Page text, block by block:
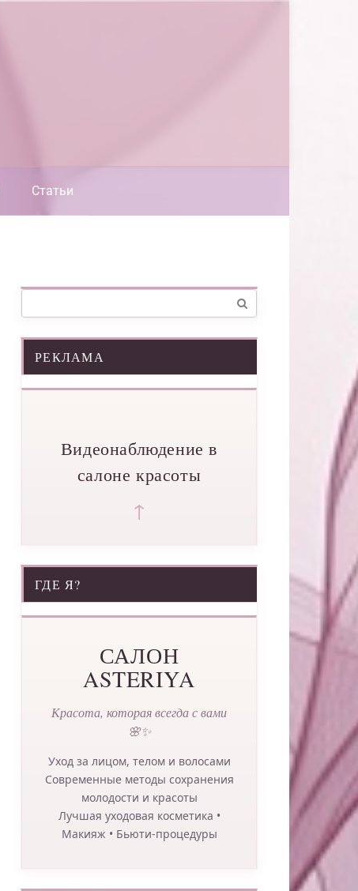
Статьи
РЕКЛАМА
Видеонаблюдение в
салоне красоты
↑
ГДЕ Я?
САЛОН
ASTERIYA
Красота, которая всегда с вами
🌸✨
Уход за лицом, телом и волосами
Современные методы сохранения
молодости и красоты
Лучшая уходовая косметика •
Макияж • Бьюти-процедуры